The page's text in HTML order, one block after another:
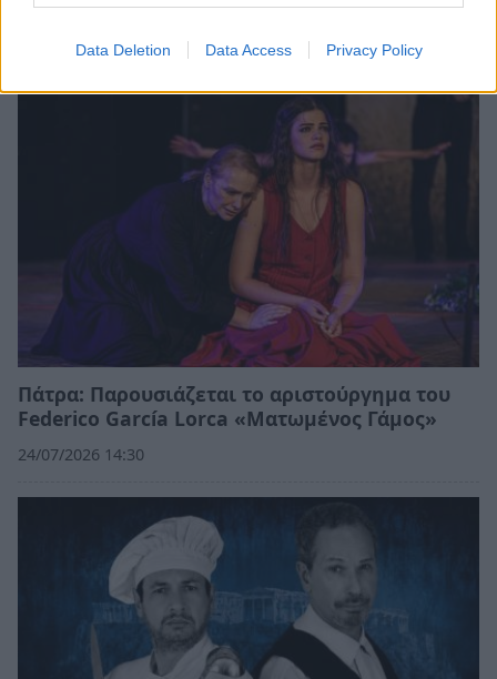
Data Deletion Data Access Privacy Policy
Σχετικά Άρθρα
Πάτρα: Παρουσιάζεται το αριστούργημα του
Federico García Lorca «Ματωμένος Γάμος»
24/07/2026 14:30